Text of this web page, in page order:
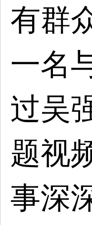
有群
一名
过吴
题视
事深